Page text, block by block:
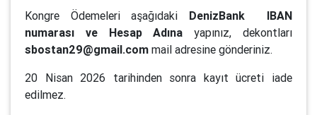
Kongre Ödemeleri aşağıdaki DenizBank
IBAN
numarası ve Hesap Adınayapınız, dekontları
sbostan29@gmail.com mail adresine gönderiniz.
20 Nisan 2026 tarihinden sonra kayıt ücreti iade
edilmez.